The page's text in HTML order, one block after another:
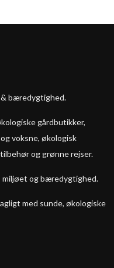
bæredygtighed.
gårdbutikker,
voksne, økologisk
og grønne rejser.
miljøet og bæredygtighed.
med sunde, økologiske